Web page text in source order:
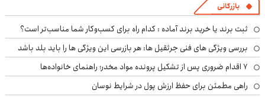
بازرگانی
ثبت برند یا خرید برند آماده : کدام راه برای کسب‌وکار شما مناسب‌تر است؟
بررسی ویژگی های فنی جرثقیل ها: هر بازرسی این ویژگی ها را باید بلد باشد
۷ اقدام ضروری پس از تشکیل پرونده مواد مخدر؛ راهنمای خانواده‌ها
راهی مطمئن برای حفظ ارزش پول در شرایط نوسان